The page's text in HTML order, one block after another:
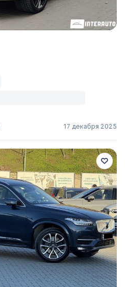
17 декабря 2025